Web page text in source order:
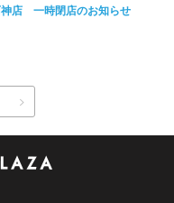
神店 一時閉店のお知らせ